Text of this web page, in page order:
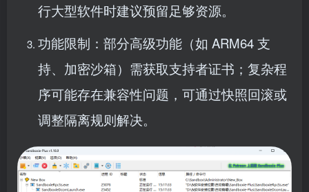
行大型软件时建议预留足够资源。
功能限制：部分高级功能（如 ARM64 支
持、加密沙箱）需获取支持者证书；复杂程
序可能存在兼容性问题，可通过快照回滚或
调整隔离规则解决。